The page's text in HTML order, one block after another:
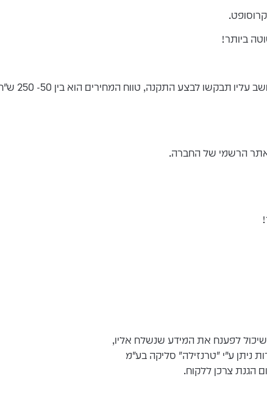
ביותר!
לבצע התקנה, טווח המחירים הוא בין 50- 250 ש"ח. ]
האתר הרשמי של החברה.
לפענח את המידע שנשלח אליו,
ניתן ע"י "טרנזילה" סליקה בע"מ